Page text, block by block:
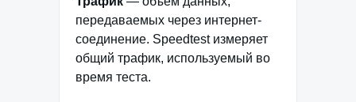
передаваемых через интернет-
соединение. Speedtest измеряет
общий трафик, используемый во
время теста.